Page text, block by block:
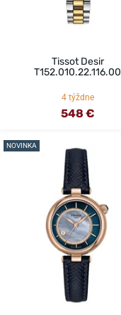
Tissot Desir
T152.010.22.116.00
4 týždne
548 €
NOVINKA